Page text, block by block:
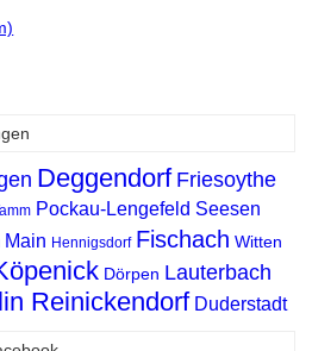
Deggendorf Friesoythe
Pockau-Lengefeld Seesen
Main Hennigsdorf Fischach Witten
Dörpen Lauterbach
Reinickendorf Duderstadt